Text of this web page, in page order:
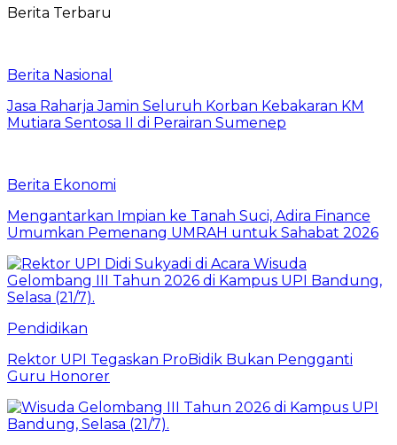
Berita Terbaru
Berita Nasional
Jasa Raharja Jamin Seluruh Korban Kebakaran KM
Mutiara Sentosa II di Perairan Sumenep
Berita Ekonomi
Mengantarkan Impian ke Tanah Suci, Adira Finance
Umumkan Pemenang UMRAH untuk Sahabat 2026
Pendidikan
Rektor UPI Tegaskan ProBidik Bukan Pengganti
Guru Honorer